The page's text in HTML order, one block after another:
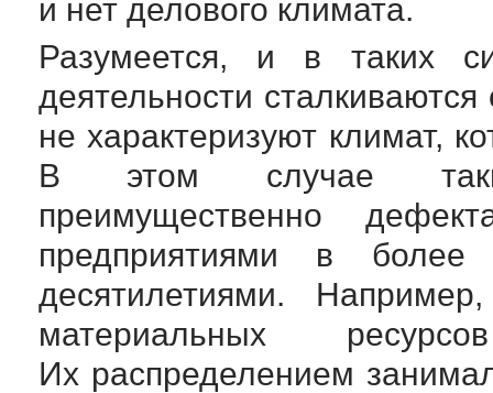
и нет делового климата.
Разумеется, и в таких
деятельности
не характеризуют климат,
В этом случае
преимущественно
предприятиями в
десятилетиями.
материальных
Их распределением